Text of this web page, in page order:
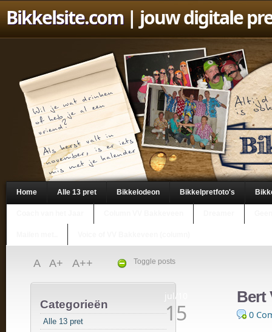
Bikkelsite.com| jouw digitale
Home Alle 13 pret Bikkelodeon Bikkelpretfoto's
Toggle posts
A A+ A++
Categorieën
Alle 13 pret
jul/10
15
Bert
0